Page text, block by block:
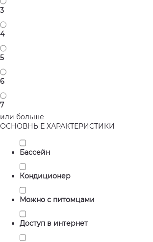
3
4
5
6
7
или больше
ОСНОВНЫЕ ХАРАКТЕРИСТИКИ
Бассейн
Кондиционер
Можно с питомцами
Доступ в интернет